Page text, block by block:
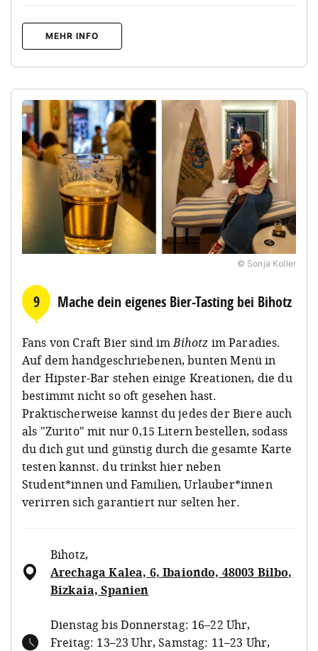
MEHR INFO
© Sonja Koller
9 Mache dein eigenes Bier-Tasting bei Bihotz
Fans von Craft Bier sind imBihotz im Paradies.
Auf dem handgeschriebenen, bunten Menü in
der Hipster-Bar stehen einige Kreationen, die du
bestimmt nicht so oft gesehen hast.
Praktischerweise kannst du jedes der Biere auch
als "Zurito" mit nur 0,15 Litern bestellen, sodass
du dich gut und günstig durch die gesamte Karte
testen kannst. du trinkst hier neben
Student*innen und Familien, Urlauber*innen
verirren sich garantiert nur selten her.
Bihotz,
Arechaga Kalea, 6, Ibaiondo, 48003 Bilbo,
Bizkaia, Spanien
Dienstag bis Donnerstag: 16–22 Uhr,
Freitag: 13–23 Uhr, Samstag: 11–23 Uhr,